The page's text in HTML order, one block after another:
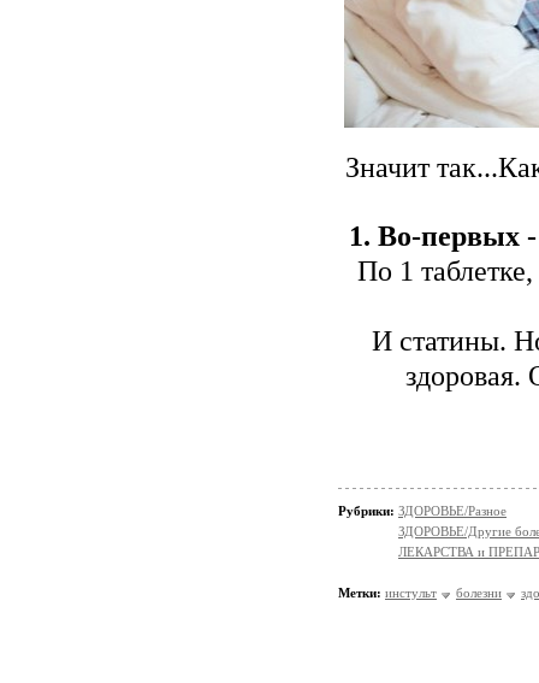
Значит
1. Во-первых
По 1
И статины.
Рубрики: ЗДОРОВЬЕ/Разное
ЗДОРОВЬЕ/Другие
ЛЕКАРСТВА и
Метки: инстульт болезни